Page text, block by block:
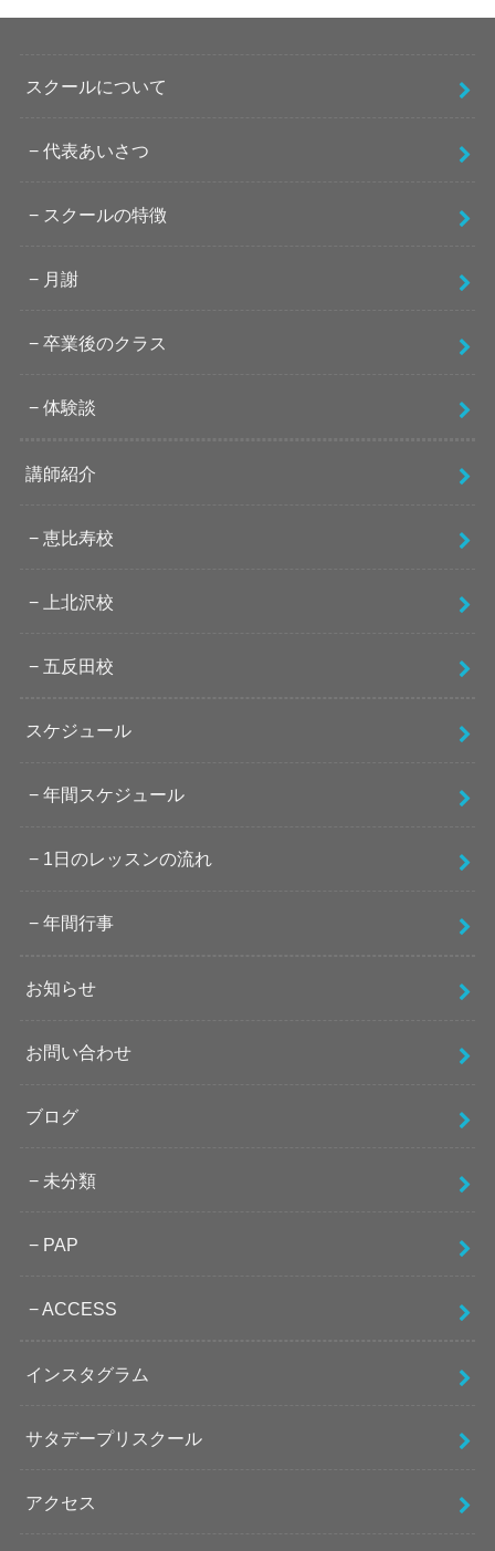
スクールについて
代表あいさつ
スクールの特徴
月謝
卒業後のクラス
体験談
講師紹介
恵比寿校
上北沢校
五反田校
スケジュール
年間スケジュール
1日のレッスンの流れ
年間行事
お知らせ
お問い合わせ
ブログ
未分類
PAP
ACCESS
インスタグラム
サタデープリスクール
アクセス